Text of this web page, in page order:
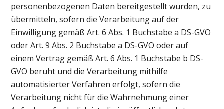
personenbezogenen Daten bereitgestellt wurden, zu
übermitteln, sofern die Verarbeitung auf der
Einwilligung gemäß Art. 6 Abs. 1 Buchstabe a DS-GVO
oder Art. 9 Abs. 2 Buchstabe a DS-GVO oder auf
einem Vertrag gemäß Art. 6 Abs. 1 Buchstabe b DS-
GVO beruht und die Verarbeitung mithilfe
automatisierter Verfahren erfolgt, sofern die
Verarbeitung nicht für die Wahrnehmung einer